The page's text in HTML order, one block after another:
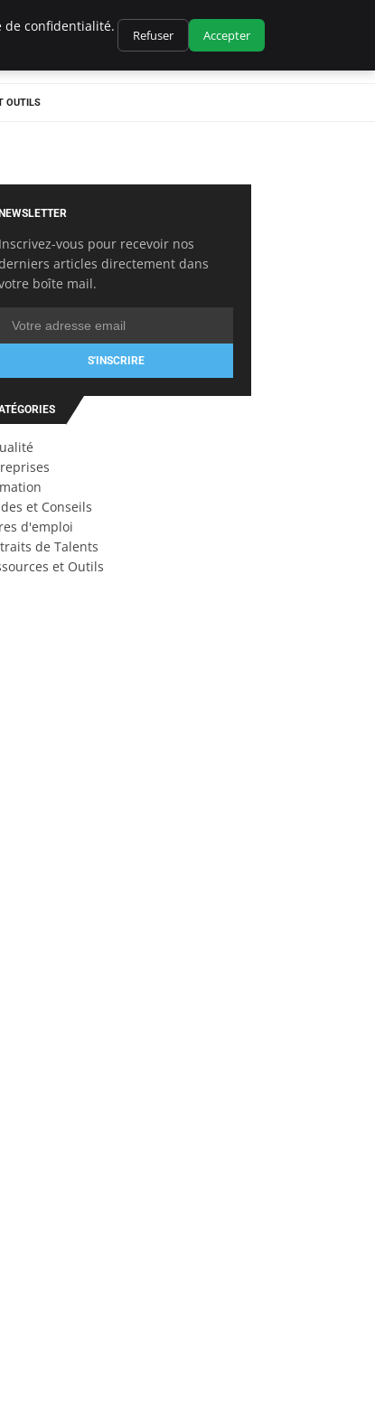
OUTILS
NEWSLETTER
Inscrivez-vous pour recevoir nos
articles directement dans
boîte mail.
S'INSCRIRE
et Conseils
d'emploi
de Talents
et Outils
de confidentialité.
Refuser Accepter